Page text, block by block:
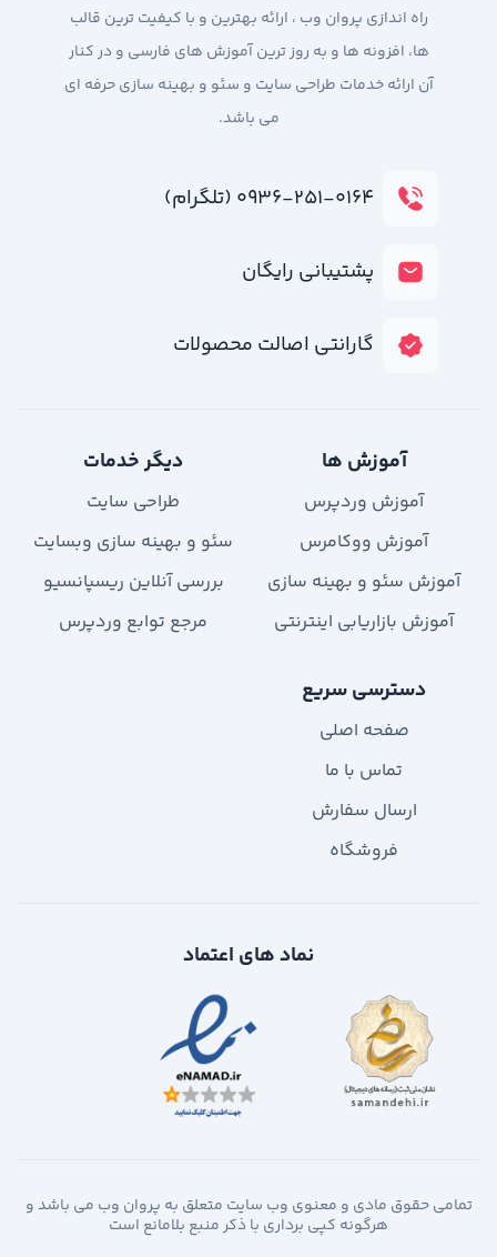
راه اندازی پروان وب ، ارائه بهترین و با کیفیت ترین قالب
ها، افزونه ها و به روز ترین آموزش های فارسی و در کنار
آن ارائه خدمات طراحی سایت و سئو و بهینه سازی حرفه ای
می باشد.
۰۹۳۶-۲۵۱-۰۱۶۴ (تلگرام)
پشتیبانی رایگان
گارانتی اصالت محصولات
آموزش ها
آموزش وردپرس
آموزش ووکامرس
آموزش سئو و بهینه سازی
آموزش بازاریابی اینترنتی
دیگر خدمات
طراحی سایت
سئو و بهینه سازی وبسایت
بررسی آنلاین ریسپانسیو
مرجع توابع وردپرس
دسترسی سریع
صفحه اصلی
تماس با ما
ارسال سفارش
فروشگاه
نماد های اعتماد
تمامی حقوق مادی و معنوی وب سایت متعلق به پروان وب می باشد و
هرگونه کپی برداری با ذکر منبع بلامانع است